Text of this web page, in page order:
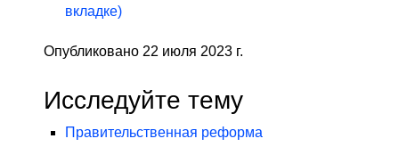
вкладке)
Опубликовано 22 июля 2023 г.
Исследуйте тему
Правительственная реформа